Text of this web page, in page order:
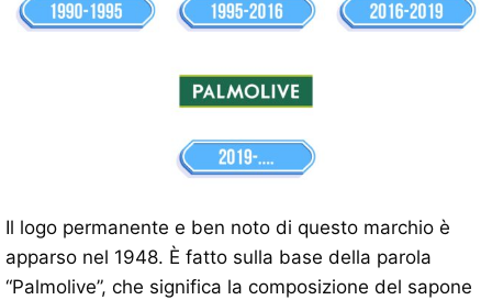
Il logo permanente e ben noto di questo marchio è
apparso nel 1948. È fatto sulla base della parola
“Palmolive”, che significa la composizione del sapone